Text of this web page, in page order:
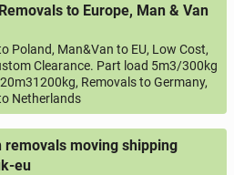
to Europe, Man & Van
Poland, Man&Van to EU, Low Cost,
Clearance. Part load 5m3/300kg
Removals to Germany,
Netherlands
removals moving shipping
eu